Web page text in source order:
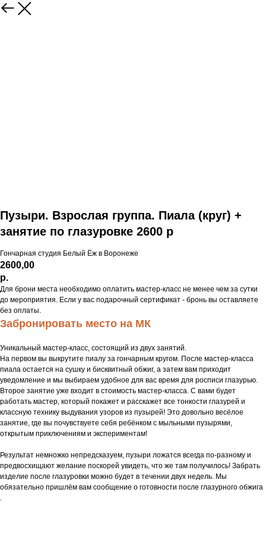
Пузыри. Взрослая группа. Пиала (круг) +
занятие по глазуровке 2600 р
Гончарная студия Белый Ёж в Воронеже
2600,00
р.
Для брони места необходимо оплатить мастер-класс не менее чем за сутки
до мероприятия. Если у вас подарочный сертификат - бронь вы оставляете
без оплаты.
Забронировать место на МК
Уникальный мастер-класс, состоящий из двух занятий.
На первом вы выкрутите пиалу за гончарным кругом. После мастер-класса
пиала остается на сушку и бисквитный обжиг, а затем вам приходит
уведомление и мы выбираем удобное для вас время для росписи глазурью.
Второе занятие уже входит в стоимость мастер-класса. С вами будет
работать мастер, который покажет и расскажет все тонкости глазурей и
классную технику выдувания узоров из пузырей! Это довольно весёлое
занятие, где вы почувствуете себя ребёнком с мыльными пузырями,
открытым приключениям и экспериментам!
Результат немножко непредсказуем, пузыри ложатся всегда по-разному и
предвосхищают желание поскорей увидеть, что же там получилось! Забрать
изделие после глазуровки можно будет в течении двух недель. Мы
обязательно пришлëм вам сообщение о готовности после глазурного обжига